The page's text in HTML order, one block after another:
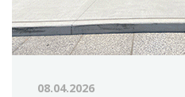
08.04.2026